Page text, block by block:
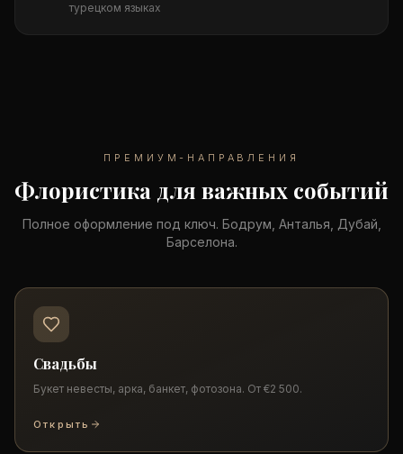
турецком языках
ПРЕМИУМ-НАПРАВЛЕНИЯ
Флористика для важных событий
Полное оформление под ключ. Бодрум, Анталья, Дубай,
Барселона.
Свадьбы
Букет невесты, арка, банкет, фотозона. От €2 500.
Открыть